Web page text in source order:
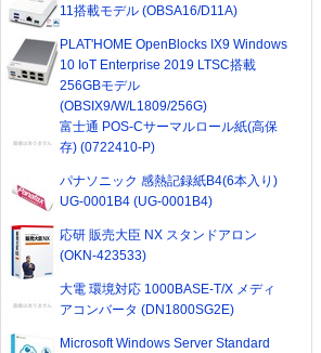
11搭載モデル (OBSA16/D11A)
PLAT'HOME OpenBlocks IX9 Windows
10 IoT Enterprise 2019 LTSC搭載
256GBモデル
(OBSIX9/W/L1809/256G)
富士通 POS-Cサーマルロール紙(高保
存) (0722410-P)
パナソニック 感熱記録紙B4(6本入り)
UG-0001B4 (UG-0001B4)
応研 販売大臣 NX スタンドアロン
(OKN-423533)
大電 環境対応 1000BASE-T/X メディ
アコンバータ (DN1800SG2E)
Microsoft Windows Server Standard